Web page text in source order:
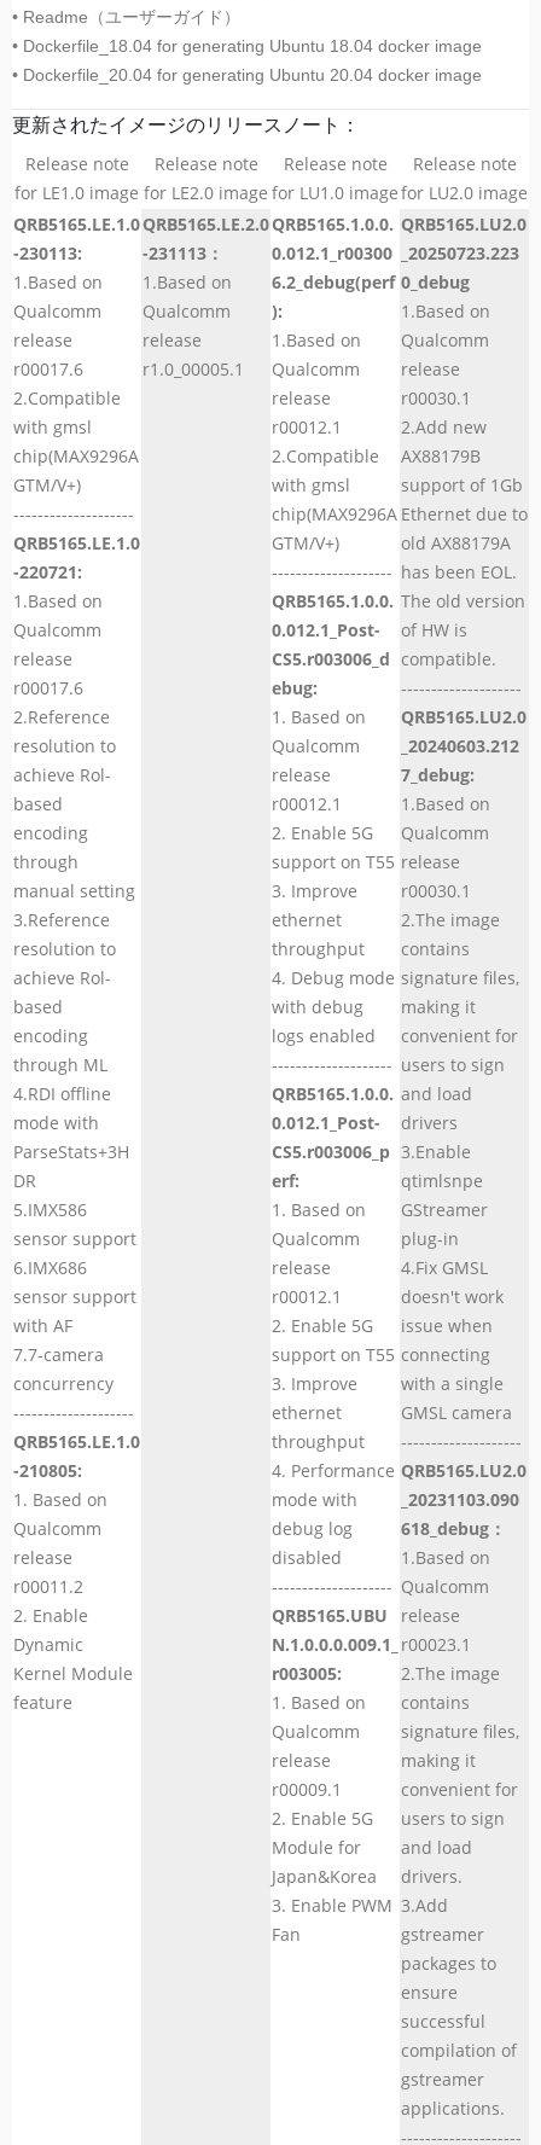
• Readme（ユーザーガイド）
• Dockerfile_18.04 for generating Ubuntu 18.04 docker image
• Dockerfile_20.04 for generating Ubuntu 20.04 docker image
更新されたイメージのリリースノート：
Release note
for LE1.0 image
Release note
for LE2.0 image
Release note
for LU1.0 image
Release note
for LU2.0 image
QRB5165.LE.1.0
-230113:
1.Based on
Qualcomm
release
r00017.6
2.Compatible
with gmsl
chip(MAX9296A
GTM/V+)
--------------------
QRB5165.LE.1.0
-220721:
1.Based on
Qualcomm
release
r00017.6
2.Reference
resolution to
achieve Rol-
based
encoding
through
manual setting
3.Reference
resolution to
achieve Rol-
based
encoding
through ML
4.RDI offline
mode with
ParseStats+3H
DR
5.IMX586
sensor support
6.IMX686
sensor support
with AF
7.7-camera
concurrency
--------------------
QRB5165.LE.1.0
-210805:
1. Based on
Qualcomm
release
r00011.2
2. Enable
Dynamic
Kernel Module
feature
QRB5165.LE.2.0
-231113：
1.Based on
Qualcomm
release
r1.0_00005.1
QRB5165.1.0.0.
0.012.1_r00300
6.2_debug(perf
):
1.Based on
Qualcomm
release
r00012.1
2.Compatible
with gmsl
chip(MAX9296A
GTM/V+)
--------------------
QRB5165.1.0.0.
0.012.1_Post-
CS5.r003006_d
ebug:
1. Based on
Qualcomm
release
r00012.1
2. Enable 5G
support on T55
3. Improve
ethernet
throughput
4. Debug mode
with debug
logs enabled
--------------------
QRB5165.1.0.0.
0.012.1_Post-
CS5.r003006_p
erf:
1. Based on
Qualcomm
release
r00012.1
2. Enable 5G
support on T55
3. Improve
ethernet
throughput
4. Performance
mode with
debug log
disabled
--------------------
QRB5165.UBU
N.1.0.0.0.009.1_
r003005:
1. Based on
Qualcomm
release
r00009.1
2. Enable 5G
Module for
Japan&Korea
3. Enable PWM
Fan
QRB5165.LU2.0
_20250723.223
0_debug
1.Based on
Qualcomm
release
r00030.1
2.Add new
AX88179B
support of 1Gb
Ethernet due to
old AX88179A
has been EOL.
The old version
of HW is
compatible.
--------------------
QRB5165.LU2.0
_20240603.212
7_debug:
1.Based on
Qualcomm
release
r00030.1
2.The image
contains
signature files,
making it
convenient for
users to sign
and load
drivers
3.Enable
qtimlsnpe
GStreamer
plug-in
4.Fix GMSL
doesn't work
issue when
connecting
with a single
GMSL camera
--------------------
QRB5165.LU2.0
_20231103.090
618_debug：
1.Based on
Qualcomm
release
r00023.1
2.The image
contains
signature files,
making it
convenient for
users to sign
and load
drivers.
3.Add
gstreamer
packages to
ensure
successful
compilation of
gstreamer
applications.
--------------------